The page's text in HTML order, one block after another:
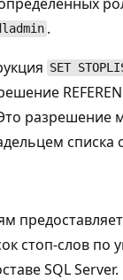
.
SET
разрешение
списка
стоп-слов
SQL Server.